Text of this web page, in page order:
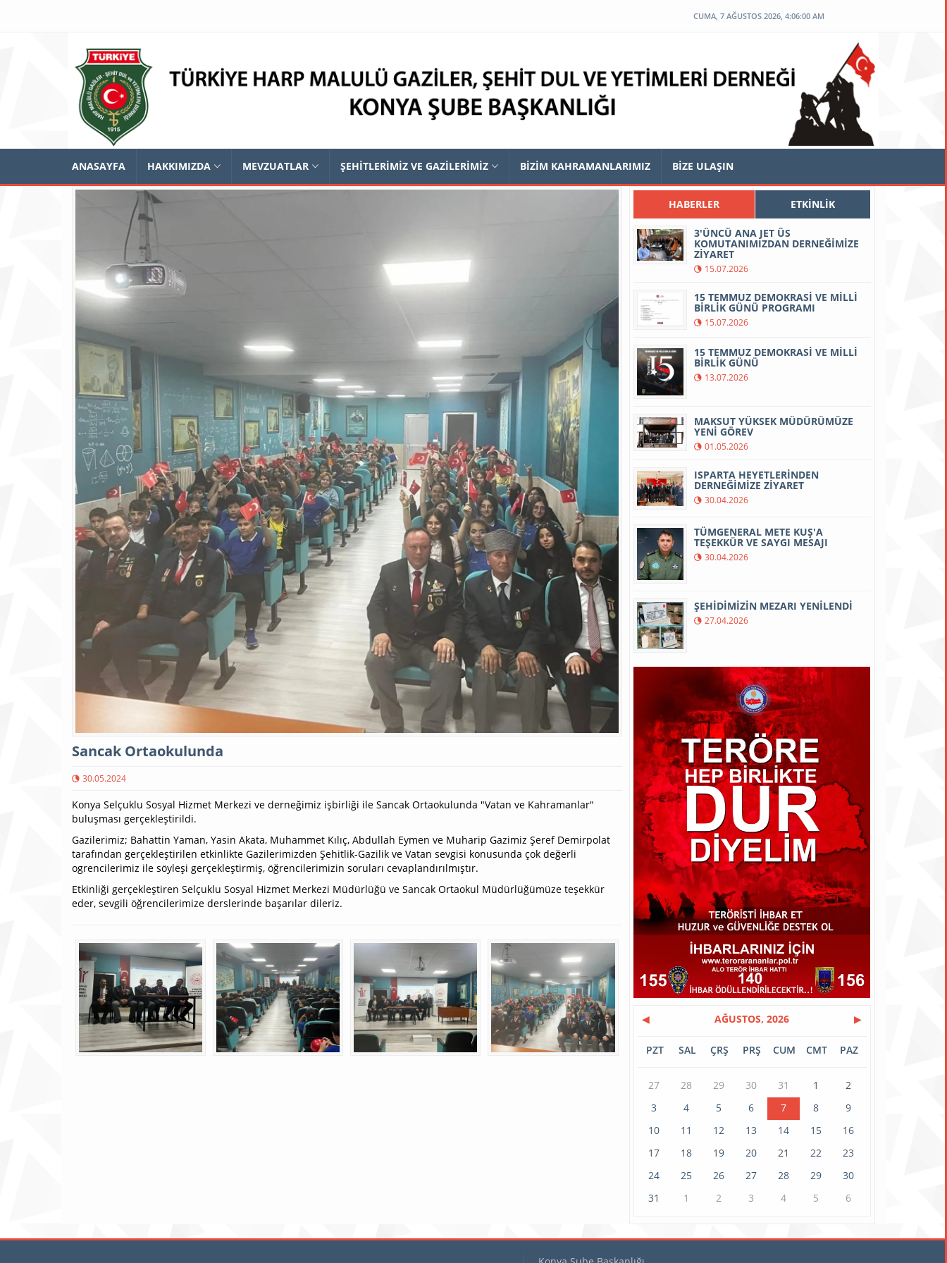
CUMA, 7 AĞUSTOS 2026, 4:06:01 AM
ANASAYFA HAKKIMIZDA MEVZUATLAR ŞEHİTLERİMİZ VE GAZİLERİMİZ BİZİM KAHRAMANLARIMIZ BİZE ULAŞIN
Sancak Ortaokulunda
30.05.2024
Konya Selçuklu Sosyal Hizmet Merkezi ve derneğimiz işbirliği ile Sancak Ortaokulunda "Vatan ve Kahramanlar"
buluşması gerçekleştirildi.
Gazilerimiz; Bahattin Yaman, Yasin Akata, Muhammet Kılıç, Abdullah Eymen ve Muharip Gazimiz Şeref Demirpolat
tarafından gerçekleştirilen etkinlikte Gazilerimizden Şehitlik-Gazilik ve Vatan sevgisi konusunda çok değerli
ogrencilerimiz ile söyleşi gerçekleştirmiş, öğrencilerimizin soruları cevaplandırılmıştır.
Etkinliği gerçekleştiren Selçuklu Sosyal Hizmet Merkezi Müdürlüğü ve Sancak Ortaokul Müdürlüğümüze teşekkür
eder, sevgili öğrencilerimize derslerinde başarılar dileriz.
HABERLER ETKİNLİK
3'ÜNCÜ ANA JET ÜS
KOMUTANIMIZDAN DERNEĞİMİZE
ZİYARET
15.07.2026
15 TEMMUZ DEMOKRASİ VE MİLLİ
BİRLİK GÜNÜ PROGRAMI
15.07.2026
15 TEMMUZ DEMOKRASİ VE MİLLİ
BİRLİK GÜNÜ
13.07.2026
MAKSUT YÜKSEK MÜDÜRÜMÜZE
YENİ GÖREV
01.05.2026
ISPARTA HEYETLERİNDEN
DERNEĞİMİZE ZİYARET
30.04.2026
TÜMGENERAL METE KUŞ'A
TEŞEKKÜR VE SAYGI MESAJI
30.04.2026
ŞEHİDİMİZİN MEZARI YENİLENDİ
27.04.2026
◀ AĞUSTOS, 2026 ▶
PZT SAL ÇRŞ PRŞ CUM CMT PAZ
27 28 29 30 31 1
2
3
4 5 6 7 8
9
10
11 12 13 14 15
16
17
18 19 20 21 22
23
24
25 26 27 28 29
30
31
1 2 3 4 5 6